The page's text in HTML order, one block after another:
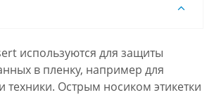
используются для защиты
в пленку, например для
Острым носиком этикетки